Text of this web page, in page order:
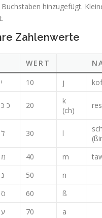
hinzugefügt.
Zahlenwerte
WERT
י 10 j
כ כּ 20
k
(ch)
ל 30 l
מ 40 m
נ 50
n
ס 60
ß
ע 70 a